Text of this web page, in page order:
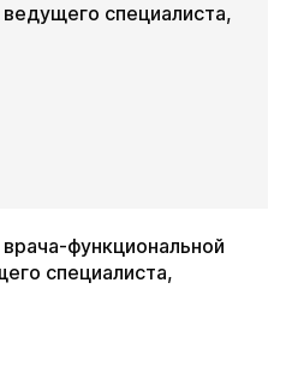
специалиста,
функциональной
специалиста,